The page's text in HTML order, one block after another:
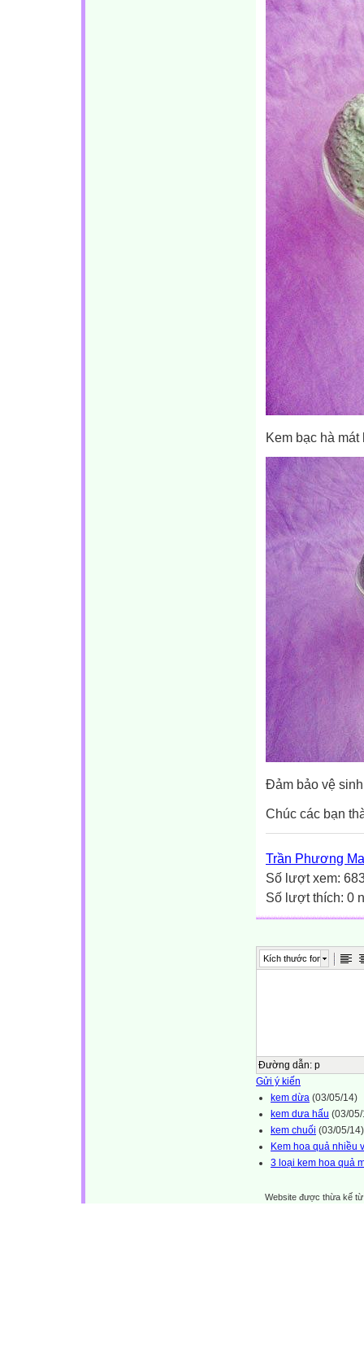
Kem bạc hà mát
Đảm bảo vệ
Chúc các bạn
Trần Phương
Số lượt xem:
Số lượt thích: 0
Kích thước font
Đường dẫn: p
Gửi ý kiến
kem dừa (03/05/14)
kem dưa hấu (03/
kem chuối (03/05/14)
Kem hoa quả nhiều
3 loại kem hoa quả
Website được thừa kế